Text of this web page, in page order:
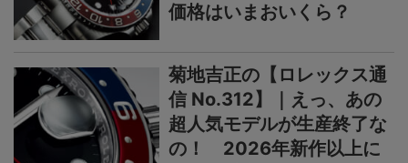
価格はいまおいくら？
菊地吉正の【ロレックス通
信 No.312】｜えっ、あの
超人気モデルが生産終了な
の！ 2026年新作以上に